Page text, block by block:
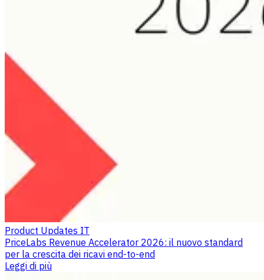
Product Updates IT
PriceLabs Revenue Accelerator 2026: il nuovo standard
per la crescita dei ricavi end-to-end
Leggi di più